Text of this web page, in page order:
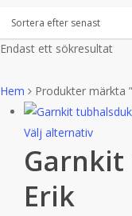
Endast ett sökresultat
Hem Produkter märkta
Välj alternativDen
här
Erik